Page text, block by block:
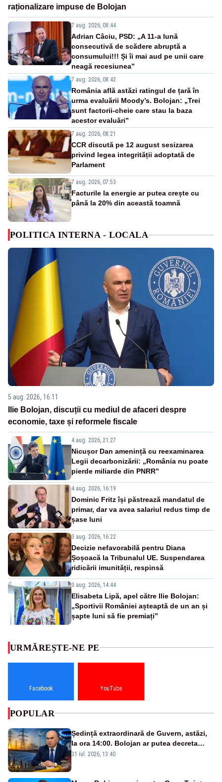
raționalizare impuse de Bolojan
7 aug. 2026, 08:44
Adrian Câciu, PSD: „A 11-a lună
consecutivă de scădere abruptă a
consumului!!! Și îi mai aud pe unii care
neagă recesiunea”
7 aug. 2026, 08:42
România află astăzi ratingul de țară în
urma evaluării Moody’s. Bolojan: „Trei
sunt factorii-cheie care stau la baza
acestor evaluări”
7 aug. 2026, 08:21
CCR discută pe 12 august sesizarea
privind legea integrității adoptată de
Parlament
7 aug. 2026, 07:53
Facturile la energie ar putea crește cu
până la 20% din această toamnă
POLITICA INTERNA - LOCALA
5 aug. 2026, 16:11
Ilie Bolojan, discuții cu mediul de afaceri despre
economie, taxe și reformele fiscale
4 aug. 2026, 21:27
Nicușor Dan amenință cu reexaminarea
Legii decarbonizării: „România nu poate
pierde miliarde din PNRR”
4 aug. 2026, 16:19
Dominic Fritz își păstrează mandatul de
primar, dar va avea salariul redus timp de
șase luni
3 aug. 2026, 16:22
Decizie nefavorabilă pentru Diana
Șoșoacă la Tribunalul UE. Suspendarea
ridicării imunității, respinsă
3 aug. 2026, 14:44
Elisabeta Lipă, apel către Ilie Bolojan:
„Sportivii României așteaptă de un an și
șapte luni să fie premiați”
URMĂREȘTE-NE PE
Facebook YouTube
POPULAR
Ședință extraordinară de Guvern, astăzi,
la ora 14:00. Bolojan ar putea decreta
stare de urgență energetică
31 iul. 2026, 13:40